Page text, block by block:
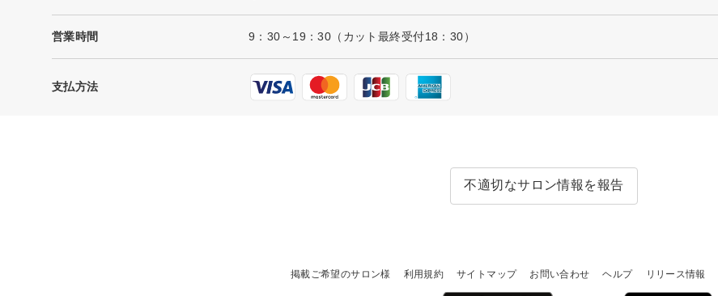
営業時間 9：30～19：30（カット最終受付18：30）
支払方法
不適切なサロン情報を報告
掲載ご希望のサロン様 利用規約 サイトマップ お問い合わせ ヘルプ リリース情報